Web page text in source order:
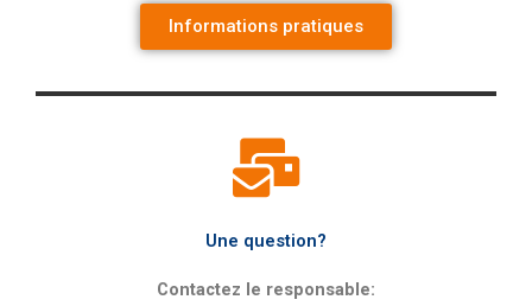
Informations pratiques
Une question?
Contactez le responsable: